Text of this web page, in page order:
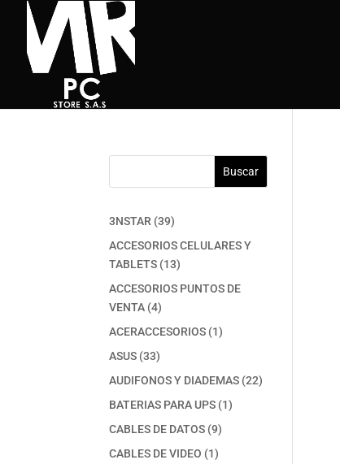
Buscar
3NSTAR 3939
productos
ACCESORIOS CELULARES Y
TABLETS 1313
productos
ACCESORIOS PUNTOS DE
VENTA 44
productos
ACERACCESORIOS 11
ASUS 3333
productos
AUDIFONOS Y DIADEMAS 2222
BATERIAS PARA UPS 11
CABLES DE DATOS 99
CABLES DE VIDEO 11